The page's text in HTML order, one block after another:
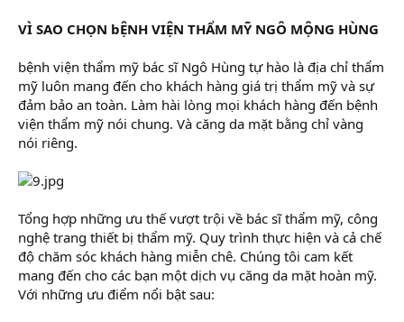
VÌ SAO CHỌN bỆNH VIỆN THẨM MỸ NGÔ MỘNG HÙNG
bệnh viện thẩm mỹ bác sĩ Ngô Hùng tự hào là địa chỉ thẩm
mỹ luôn mang đến cho khách hàng giá trị thẩm mỹ và sự
đảm bảo an toàn. Làm hài lòng mọi khách hàng đến bệnh
viện thẩm mỹ nói chung. Và căng da mặt bằng chỉ vàng
nói riêng.
Tổng hợp những ưu thế vượt trội về bác sĩ thẩm mỹ, công
nghệ trang thiết bị thẩm mỹ. Quy trình thực hiện và cả chế
độ chăm sóc khách hàng miễn chê. Chúng tôi cam kết
mang đến cho các bạn một dịch vụ căng da mặt hoàn mỹ.
Với những ưu điểm nổi bật sau: